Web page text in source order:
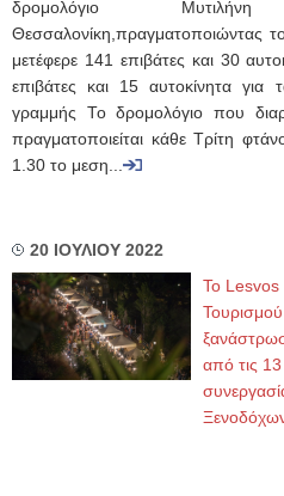
δρομολόγιο
Θεσσαλονίκη,πραγματοποιώντας
μετέφερε 141 επιβάτες και 30
επιβάτες και 15 αυτοκίνητα για
γραμμής Το δρομολόγιο που
πραγματοποιείται κάθε Τρίτη
1.30 το μεση...
20 ΙΟΥΛΙΟΥ 2022
Το Lesvos
από τις